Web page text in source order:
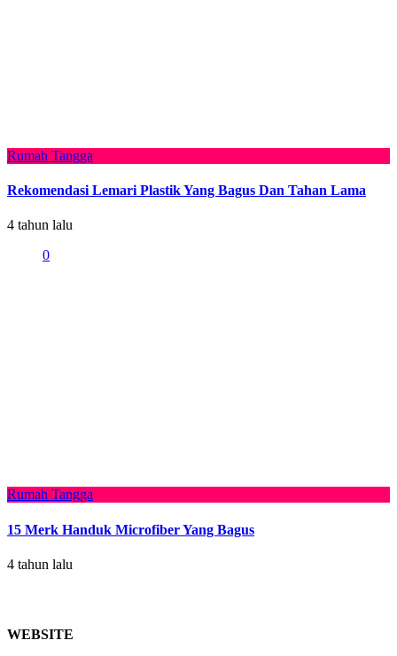
Rumah Tangga
Rekomendasi Lemari Plastik Yang Bagus Dan Tahan Lama
4 tahun lalu
0
Rumah Tangga
15 Merk Handuk Microfiber Yang Bagus
4 tahun lalu
WEBSITE